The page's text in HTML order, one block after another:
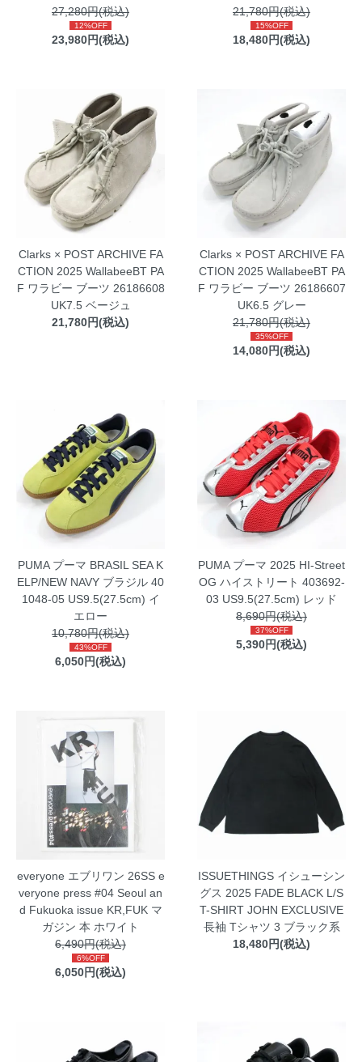
27,280円(税込)
12%OFF
23,980円(税込)
21,780円(税込)
15%OFF
18,480円(税込)
Clarks × POST ARCHIVE FA
CTION 2025 WallabeeBT PA
F ワラビー ブーツ 26186608
UK7.5 ベージュ
21,780円(税込)
Clarks × POST ARCHIVE FA
CTION 2025 WallabeeBT PA
F ワラビー ブーツ 26186607
UK6.5 グレー
21,780円(税込)
35%OFF
14,080円(税込)
PUMA プーマ BRASIL SEA K
ELP/NEW NAVY ブラジル 40
1048-05 US9.5(27.5cm) イ
エロー
10,780円(税込)
43%OFF
6,050円(税込)
PUMA プーマ 2025 HI-Street
OG ハイストリート 403692-
03 US9.5(27.5cm) レッド
8,690円(税込)
37%OFF
5,390円(税込)
everyone エブリワン 26SS e
veryone press #04 Seoul an
d Fukuoka issue KR,FUK マ
ガジン 本 ホワイト
6,490円(税込)
6%OFF
6,050円(税込)
ISSUETHINGS イシューシン
グス 2025 FADE BLACK L/S
T-SHIRT JOHN EXCLUSIVE
長袖 Tシャツ 3 ブラック系
18,480円(税込)